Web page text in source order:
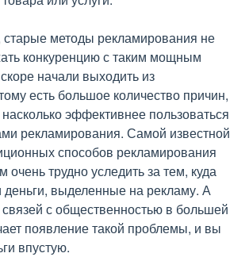
методы рекламирования не
конкуренцию с таким мощным
начали выходить из
есть большое количество причин,
эффективнее пользоваться
рекламирования. Самой известной
способов рекламирования
очень трудно уследить за тем, куда
выделенные на рекламу. А
с общественностью в большей
появление такой проблемы, и вы
впустую.